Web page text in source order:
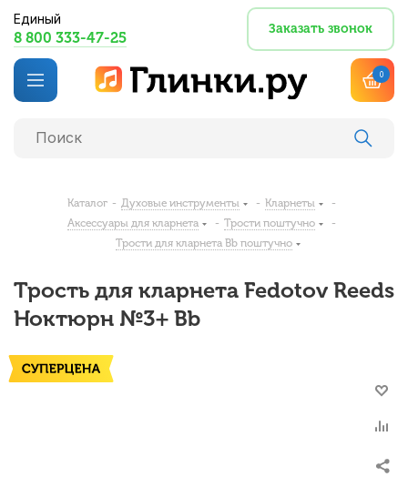
Единый
8 800 333-47-25
Заказать звонок
0
Каталог - Духовые инструменты - Кларнеты
-
Аксессуары для кларнета
- Трости поштучно
-
Трости для кларнета Bb поштучно
Трость для кларнета Fedotov Reeds
Ноктюрн №3+ Bb